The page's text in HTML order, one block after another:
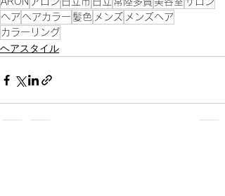
ヘア ヘアカラー 髪色 メンズ
メンズヘア
カラーリング
ヘアスタイル